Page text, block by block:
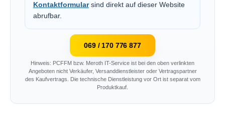
Kontaktformularsind direkt auf dieser Website
abrufbar.
069 / 170 776 877
Hinweis: PCFFM bzw. Meroth IT-Service ist bei den oben verlinkten
Angeboten nicht Verkäufer, Versanddienstleister oder Vertragspartner
des Kaufvertrags. Die technische Dienstleistung vor Ort ist separat vom
Produktkauf.